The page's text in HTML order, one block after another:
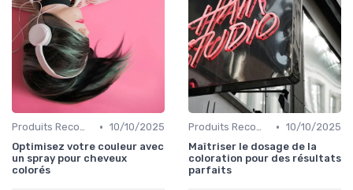
Produits Recommandés • 10/10/2025
Optimisez votre couleur avec
un spray pour cheveux
colorés
Produits Recommandés • 10/10/2025
Maîtriser le dosage de la
coloration pour des résultats
parfaits